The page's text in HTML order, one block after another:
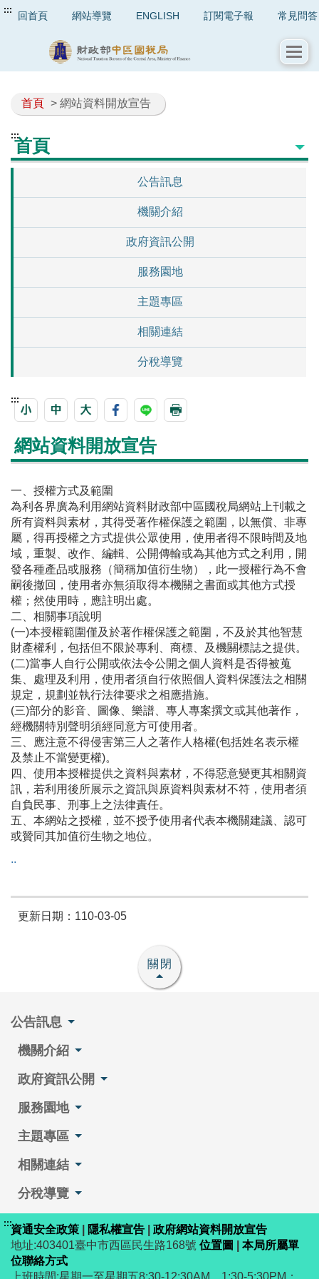
::: 回首頁 網站導覽 ENGLISH 訂閱電子報 常見問答
首頁 > 網站資料開放宣告
:::首頁
公告訊息
機關介紹
政府資訊公開
服務園地
主題專區
相關連結
分稅導覽
:::
網站資料開放宣告
一、授權方式及範圍
為利各界廣為利用網站資料財政部中區國稅局網站上刊載之
所有資料與素材，其得受著作權保護之範圍，以無償、非專
屬，得再授權之方式提供公眾使用，使用者得不限時間及地
域，重製、改作、編輯、公開傳輸或為其他方式之利用，開
發各種產品或服務（簡稱加值衍生物），此一授權行為不會
嗣後撤回，使用者亦無須取得本機關之書面或其他方式授
權；然使用時，應註明出處。
二、相關事項說明
(一)本授權範圍僅及於著作權保護之範圍，不及於其他智慧
財產權利，包括但不限於專利、商標、及機關標誌之提供。
(二)當事人自行公開或依法令公開之個人資料是否得被蒐
集、處理及利用，使用者須自行依照個人資料保護法之相關
規定，規劃並執行法律要求之相應措施。
(三)部分的影音、圖像、樂譜、專人專案撰文或其他著作，
經機關特別聲明須經同意方可使用者。
三、應注意不得侵害第三人之著作人格權(包括姓名表示權
及禁止不當變更權)。
四、使用本授權提供之資料與素材，不得惡意變更其相關資
訊，若利用後所展示之資訊與原資料與素材不符，使用者須
自負民事、刑事上之法律責任。
五、本網站之授權，並不授予使用者代表本機關建議、認可
或贊同其加值衍生物之地位。
..
更新日期：110-03-05
關閉
公告訊息
機關介紹
政府資訊公開
服務園地
主題專區
相關連結
分稅導覽
:::資通安全政策 隱私權宣告
政府網站資料開放宣告
地址:403401臺中市西區民生路168號 位置圖
本局所屬單
位聯絡方式
上班時間:星期一至星期五8:30-12:30AM、1:30-5:30PM；